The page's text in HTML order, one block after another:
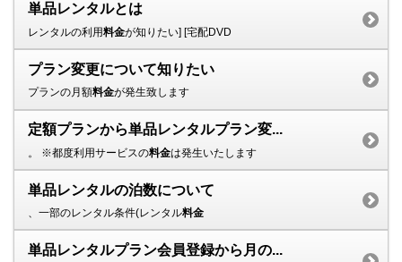
単品レンタルとは
レンタルの利用料金が知りたい] [宅配DVD
プラン変更について知りたい
プランの月額料金が発生致します
定額プランから単品レンタルプラン変...
。 ※都度利用サービスの料金は発生いたします
単品レンタルの泊数について
、一部のレンタル条件(レンタル料金
単品レンタルプラン会員登録から月の...